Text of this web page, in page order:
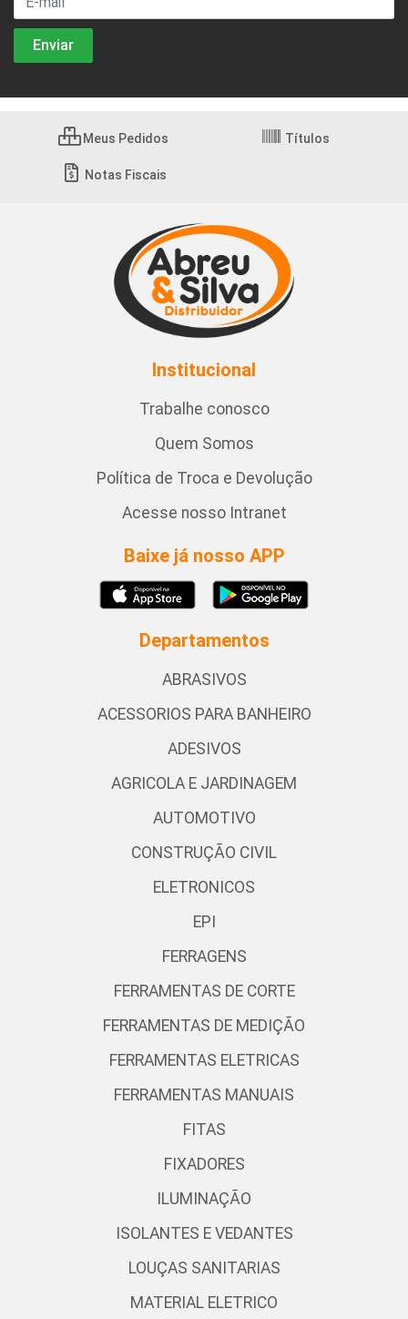
Meus Pedidos Títulos
Notas Fiscais
Institucional
Trabalhe conosco
Quem Somos
Política de Troca e Devolução
Acesse nosso Intranet
Baixe já nosso APP
Departamentos
ABRASIVOS
ACESSORIOS PARA BANHEIRO
ADESIVOS
AGRICOLA E JARDINAGEM
AUTOMOTIVO
CONSTRUÇÃO CIVIL
ELETRONICOS
EPI
FERRAGENS
FERRAMENTAS DE CORTE
FERRAMENTAS DE MEDIÇÃO
FERRAMENTAS ELETRICAS
FERRAMENTAS MANUAIS
FITAS
FIXADORES
ILUMINAÇÃO
ISOLANTES E VEDANTES
LOUÇAS SANITARIAS
MATERIAL ELETRICO